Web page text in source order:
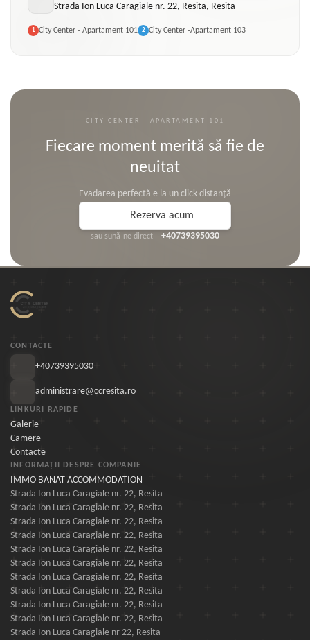
Strada Ion Luca Caragiale nr. 22, Resita, Resita
1 City Center - Apartament 101 2 City Center -Apartament 103
CITY CENTER - APARTAMENT 101
Fiecare moment merită să fie de
neuitat
Evadarea perfectă e la un click distanță
Rezerva acum
sau sună-ne direct +40739395030
CONTACTE
+40739395030
administrare@ccresita.ro
LINKURI RAPIDE
Galerie
Camere
Contacte
INFORMAȚII DESPRE COMPANIE
IMMO BANAT ACCOMMODATION
Strada Ion Luca Caragiale nr. 22, Resita
Strada Ion Luca Caragiale nr. 22, Resita
Strada Ion Luca Caragiale nr. 22, Resita
Strada Ion Luca Caragiale nr. 22, Resita
Strada Ion Luca Caragiale nr. 22, Resita
Strada Ion Luca Caragiale nr. 22, Resita
Strada Ion Luca Caragiale nr. 22, Resita
Strada Ion Luca Caragiale nr. 22, Resita
Strada Ion Luca Caragiale nr. 22, Resita
Strada Ion Luca Caragiale nr. 22, Resita
Strada Ion Luca Caragiale nr 22, Resita